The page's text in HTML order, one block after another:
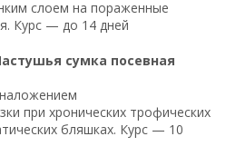
слоем на пораженные
Курс — до 14 дней
сумка посевная
при хронических трофических
бляшках. Курс — 10